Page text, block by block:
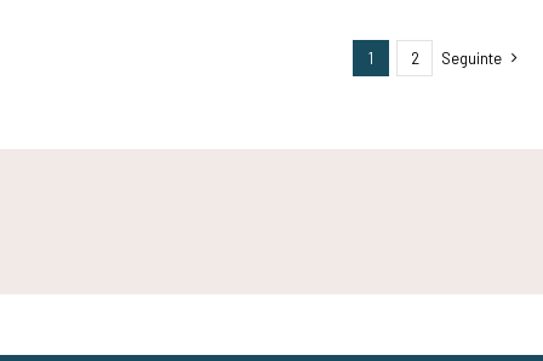
1 2 Seguinte